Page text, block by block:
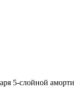
5-слойной